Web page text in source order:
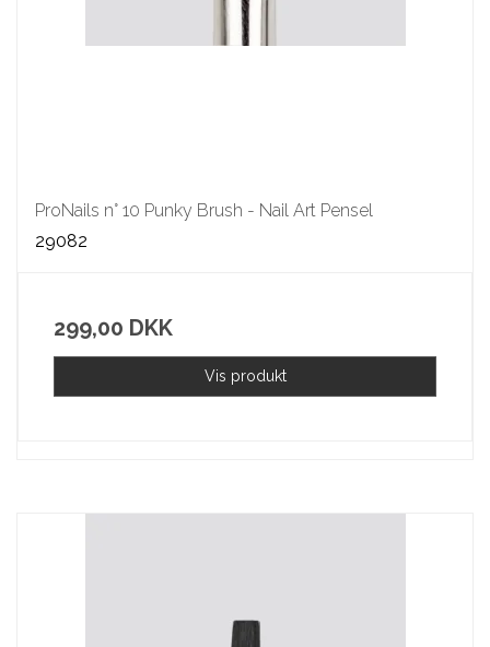
ProNails n° 10 Punky Brush - Nail Art Pensel
29082
299,00 DKK
Vis produkt